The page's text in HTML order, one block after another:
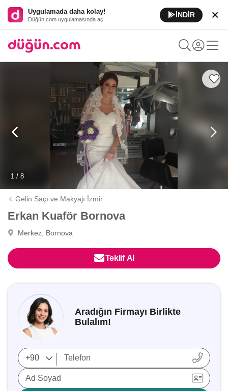
Uygulamada daha kolay!
Düğün.com uygulamasında aç
İNDİR
1 / 8
Gelin Saçı ve Makyajı İzmir
Erkan Kuaför Bornova
Merkez, Bornova
Teklif Al
Aradığın Firmayı Birlikte
Bulalım!
Ad Soyad